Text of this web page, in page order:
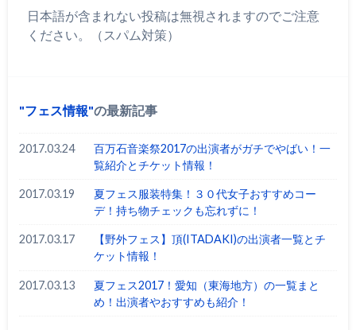
日本語が含まれない投稿は無視されますのでご注意
ください。（スパム対策）
フェス情報 の最新記事
2017.03.24
百万石音楽祭2017の出演者がガチでやばい！一
覧紹介とチケット情報！
2017.03.19
夏フェス服装特集！３０代女子おすすめコー
デ！持ち物チェックも忘れずに！
2017.03.17
【野外フェス】頂(ITADAKI)の出演者一覧とチ
ケット情報！
2017.03.13
夏フェス2017！愛知（東海地方）の一覧まと
め！出演者やおすすめも紹介！